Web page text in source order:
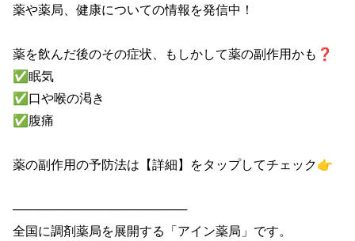
薬や薬局、健康についての情報を発信中！
薬を飲んだ後のその症状、もしかして薬の副作用かも❓
✅眠気
✅口や喉の渇き
✅腹痛
薬の副作用の予防法は【詳細】をタップしてチェック👉
────────────────────
全国に調剤薬局を展開する「アイン薬局」です。